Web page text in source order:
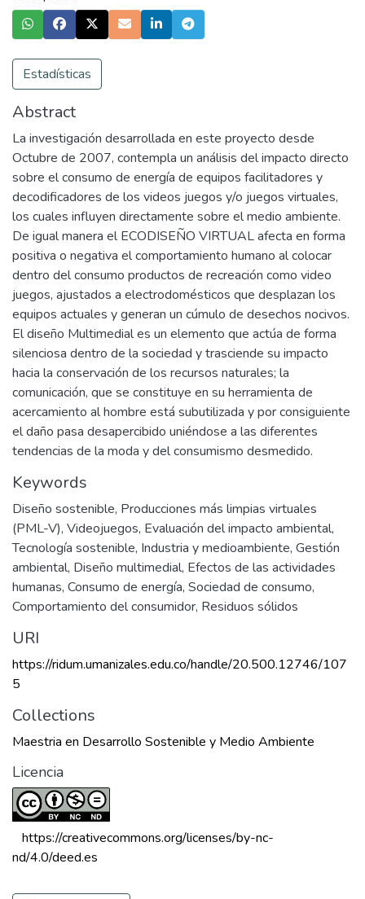
Estadísticas
Abstract
La investigación desarrollada en este proyecto desde
Octubre de 2007, contempla un análisis del impacto directo
sobre el consumo de energía de equipos facilitadores y
decodificadores de los videos juegos y/o juegos virtuales,
los cuales influyen directamente sobre el medio ambiente.
De igual manera el ECODISEÑO VIRTUAL afecta en forma
positiva o negativa el comportamiento humano al colocar
dentro del consumo productos de recreación como video
juegos, ajustados a electrodomésticos que desplazan los
equipos actuales y generan un cúmulo de desechos nocivos.
El diseño Multimedial es un elemento que actúa de forma
silenciosa dentro de la sociedad y trasciende su impacto
hacia la conservación de los recursos naturales; la
comunicación, que se constituye en su herramienta de
acercamiento al hombre está subutilizada y por consiguiente
el daño pasa desapercibido uniéndose a las diferentes
tendencias de la moda y del consumismo desmedido.
Keywords
Diseño sostenible, Producciones más limpias virtuales
(PML-V), Videojuegos, Evaluación del impacto ambiental,
Tecnología sostenible, Industria y medioambiente, Gestión
ambiental, Diseño multimedial, Efectos de las actividades
humanas, Consumo de energía, Sociedad de consumo,
Comportamiento del consumidor, Residuos sólidos
URI
https://ridum.umanizales.edu.co/handle/20.500.12746/107
5
Collections
Maestria en Desarrollo Sostenible y Medio Ambiente
Licencia
https://creativecommons.org/licenses/by-nc-
nd/4.0/deed.es